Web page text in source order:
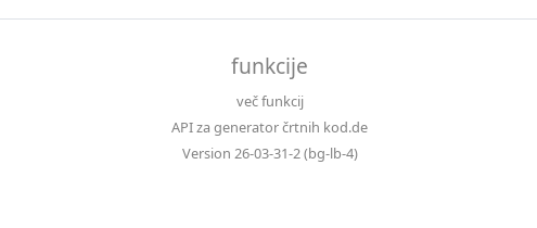
funkcije
več funkcij
API za generator črtnih kod.de
Version 26-03-31-2 (bg-lb-4)